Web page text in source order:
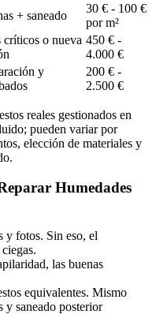
+ saneado
30 € - 100 €
por m²
críticos o nueva 450 € -
4.000 €
y
200 € -
2.500 €
reales gestionados en
pueden variar por
elección de materiales y
Humedades
y fotos. Sin eso, el
las buenas
equivalentes. Mismo
y saneado posterior